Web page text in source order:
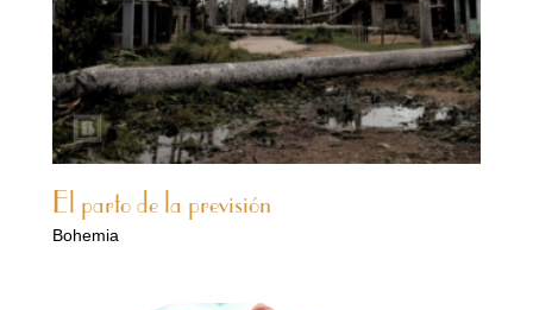
El parto de la previsión
Bohemia